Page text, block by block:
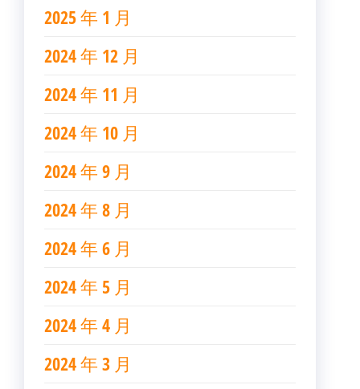
2025 年 1 月
2024 年 12 月
2024 年 11 月
2024 年 10 月
2024 年 9 月
2024 年 8 月
2024 年 6 月
2024 年 5 月
2024 年 4 月
2024 年 3 月